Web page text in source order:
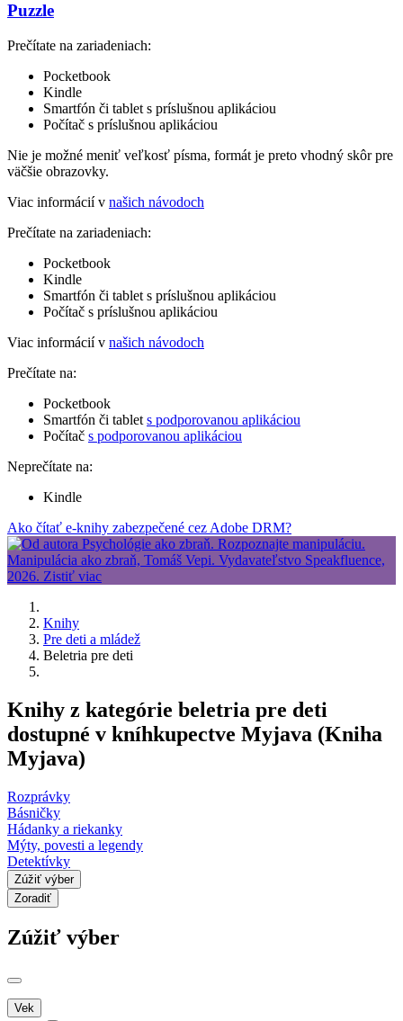
Puzzle
Prečítate na zariadeniach:
Pocketbook
Kindle
Smartfón či tablet s príslušnou aplikáciou
Počítač s príslušnou aplikáciou
Nie je možné meniť veľkosť písma, formát je preto vhodný skôr pre
väčšie obrazovky.
Viac informácií v našich návodoch
Prečítate na zariadeniach:
Pocketbook
Kindle
Smartfón či tablet s príslušnou aplikáciou
Počítač s príslušnou aplikáciou
Viac informácií v našich návodoch
Prečítate na:
Pocketbook
Smartfón či tablet s podporovanou aplikáciou
Počítač s podporovanou aplikáciou
Neprečítate na:
Kindle
Ako čítať e-knihy zabezpečené cez Adobe DRM?
Knihy
Pre deti a mládež
Beletria pre deti
Knihy z kategórie beletria pre deti
dostupné v kníhkupectve Myjava (Kniha
Myjava)
Rozprávky
Básničky
Hádanky a riekanky
Mýty, povesti a legendy
Detektívky
Zúžiť výber
Zoradiť
Zúžiť výber
Vek